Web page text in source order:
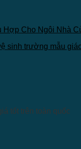
Hợp Cho Ngôi Nhà
tốt trên toàn quốc